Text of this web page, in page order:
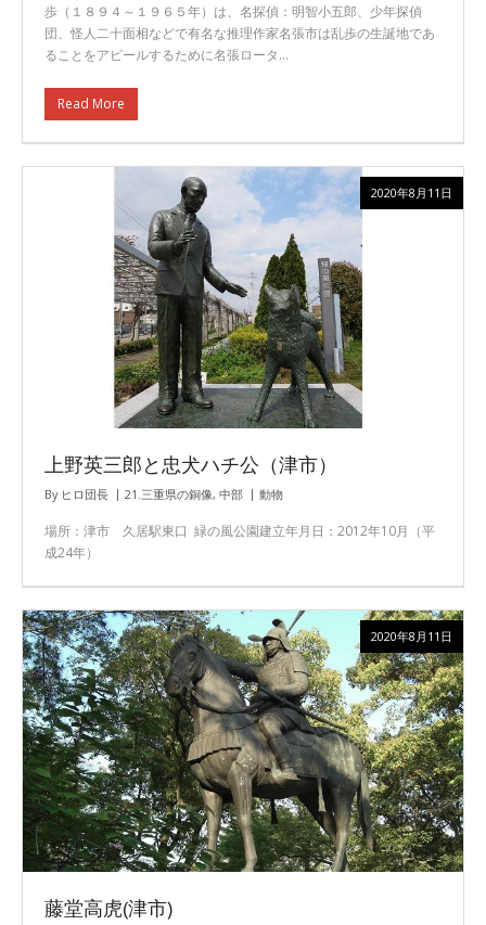
歩（１８９４～１９６５年）は、名探偵：明智小五郎、少年探偵
団、怪人二十面相などで有名な推理作家名張市は乱歩の生誕地であ
ることをアピールするために名張ロータ…
Read More
上野英三郎と忠犬ハチ公（津市）
By ヒロ団長 21.三重県の銅像, 中部 動物
場所：津市 久居駅東口 緑の風公園建立年月日：2012年10月（平
成24年）
2020年8月11日
藤堂高虎(津市)
2020年8月11日